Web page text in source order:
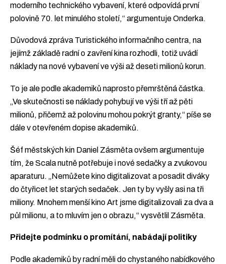
moderního technického vybavení, které odpovídá první
polovině 70. let minulého století,“ argumentuje Onderka.
Důvodová zpráva Turistického informačního centra, na
jejímž základě radní o zavření kina rozhodli, totiž uvádí
náklady na nové vybavení ve výši až deseti milionů korun.
To je ale podle akademiků naprosto přemrštěná částka.
„Ve skutečnosti se náklady pohybují ve výši tří až pěti
milionů, přičemž až polovinu mohou pokrýt granty,“ píše se
dále v otevřeném dopise akademiků.
Šéf městských kin Daniel Zásměta ovšem argumentuje
tím, že Scala nutně potřebuje i nové sedačky a zvukovou
aparaturu. „Nemůžete kino digitalizovat a posadit diváky
do čtyřicet let starých sedaček. Jen ty by vyšly asi na tři
miliony. Mnohem menší kino Art jsme digitalizovali za dva a
půl milionu, a to mluvím jen o obrazu,“ vysvětlil Zásměta.
Přidejte podmínku o promítání, nabádají politiky
Podle akademiků by radní měli do chystaného nabídkového